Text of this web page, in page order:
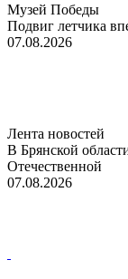
Музей Победы
Подвиг летчика
07.08.2026
Лента новостей
В Брянской
Отечественной
07.08.2026